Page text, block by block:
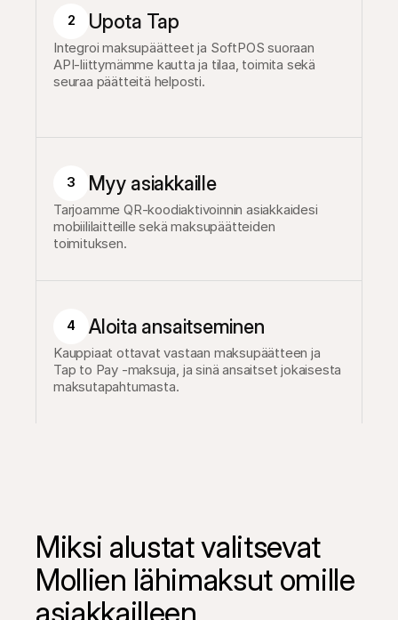
2 Upota Tap
Integroi maksupäätteet ja SoftPOS suoraan
API-liittymämme kautta ja tilaa, toimita sekä
seuraa päätteitä helposti.
3 Myy asiakkaille
Tarjoamme QR-koodiaktivoinnin asiakkaidesi
mobiililaitteille sekä maksupäätteiden
toimituksen.
4 Aloita ansaitseminen
Kauppiaat ottavat vastaan maksupäätteen ja
Tap to Pay -maksuja, ja sinä ansaitset jokaisesta
maksutapahtumasta.
Miksi alustat valitsevat
Mollien lähimaksut omille
asiakkailleen